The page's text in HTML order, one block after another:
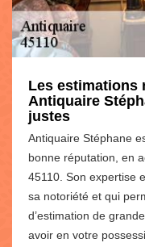
Les estimations
Antiquaire
justes
Antiquaire Stéphane
bonne réputation, en
45110. Son expertise
sa notoriété et qui
d’estimation de
avoir en votre